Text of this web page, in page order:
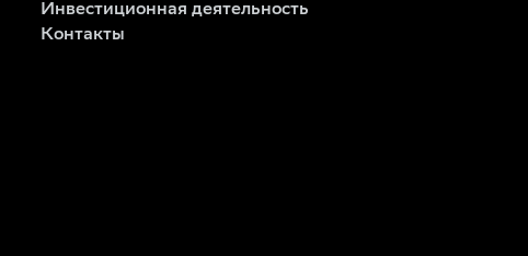
Инвестиционная деятельность
Контакты